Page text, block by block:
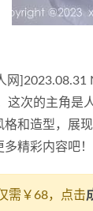
网
这次的主角是
格和造型，展
精彩内容吧！
需￥68，点击